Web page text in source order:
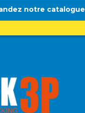
notre catalogue